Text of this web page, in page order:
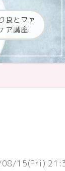
食とファ
ア講座
15(Fri)